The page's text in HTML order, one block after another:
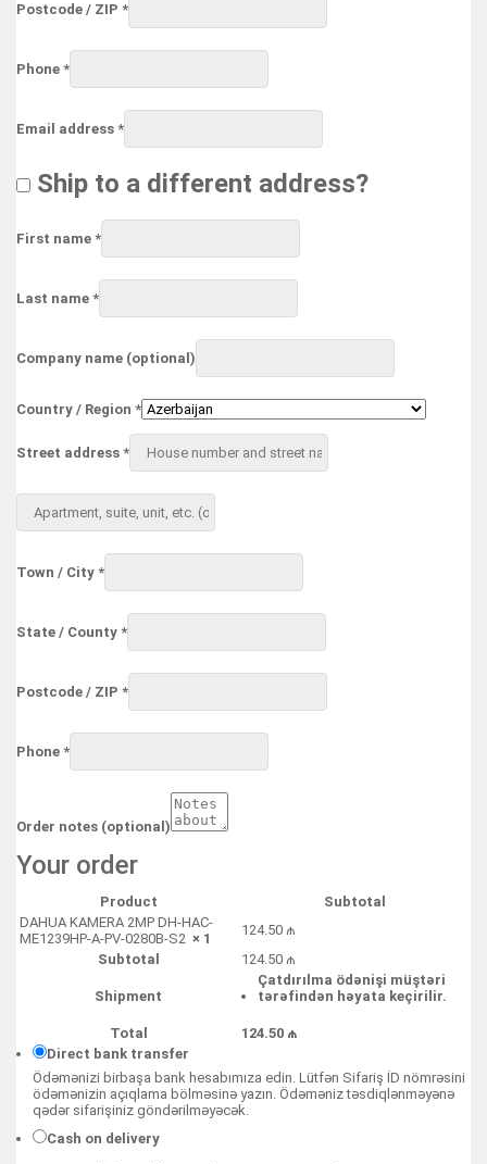
Postcode / ZIP *
Phone *
Email address *
Ship to a different address?
First name *
Last name *
Company name (optional)
Country / Region *
Street address *
Apartment,
suite,
unit,
(optional)
Town / City *
State / County *
Postcode / ZIP *
Phone *
Order notes (optional)
Your order
Product
Subtotal
DAHUA KAMERA 2MP DH-HAC-
ME1239HP-A-PV-0280B-S2 × 1
124.50 ₼
Subtotal
124.50 ₼
Shipment
Çatdırılma ödənişi müştəri
tərəfindən həyata keçirilir.
Total 124.50 ₼
Direct bank transfer
Ödəmənizi birbaşa bank hesabımıza edin. Lütfən Sifariş İD nömrəsini
ödəmənizin açıqlama bölməsinə yazın. Ödəməniz təsdiqlənməyənə
qədər sifarişiniz göndərilməyəcək.
Cash on delivery